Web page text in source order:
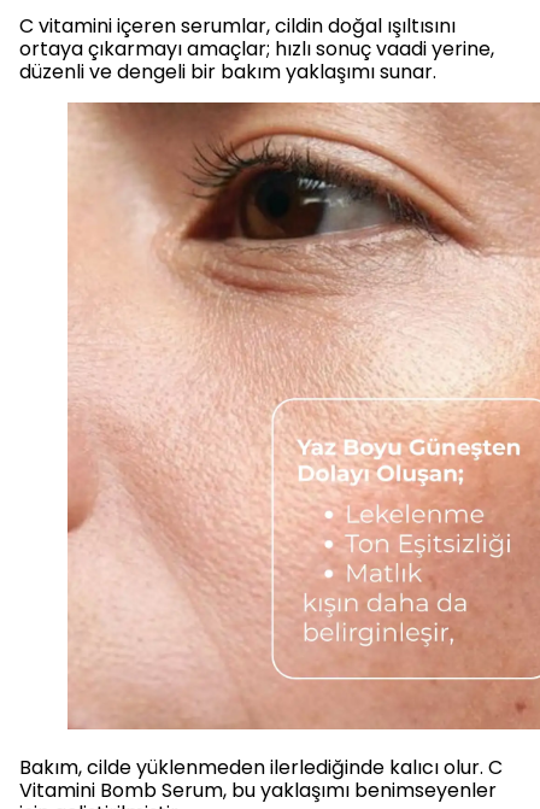
C vitamini içeren serumlar, cildin doğal ışıltısını
ortaya çıkarmayı amaçlar; hızlı sonuç vaadi yerine,
düzenli ve dengeli bir bakım yaklaşımı sunar.
Bakım, cilde yüklenmeden ilerlediğinde kalıcı olur. C
Vitamini Bomb Serum, bu yaklaşımı benimseyenler